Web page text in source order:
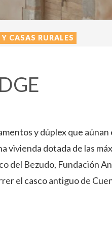
CASAS RURALES
y dúplex que
vivienda dotada de las
del Bezudo, Fundación
el casco antiguo de